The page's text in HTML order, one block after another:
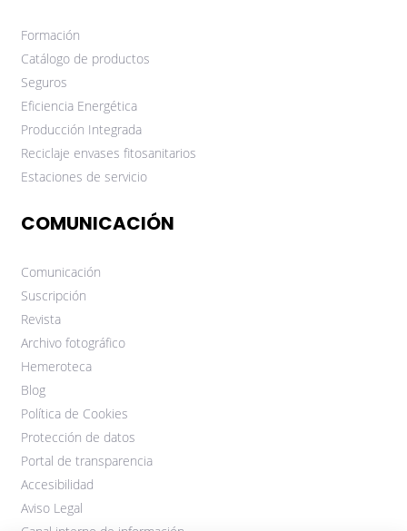
Formación
Catálogo de productos
Seguros
Eficiencia Energética
Producción Integrada
Reciclaje envases fitosanitarios
Estaciones de servicio
COMUNICACIÓN
Comunicación
Suscripción
Revista
Archivo fotográfico
Hemeroteca
Blog
Política de Cookies
Protección de datos
Portal de transparencia
Accesibilidad
Aviso Legal